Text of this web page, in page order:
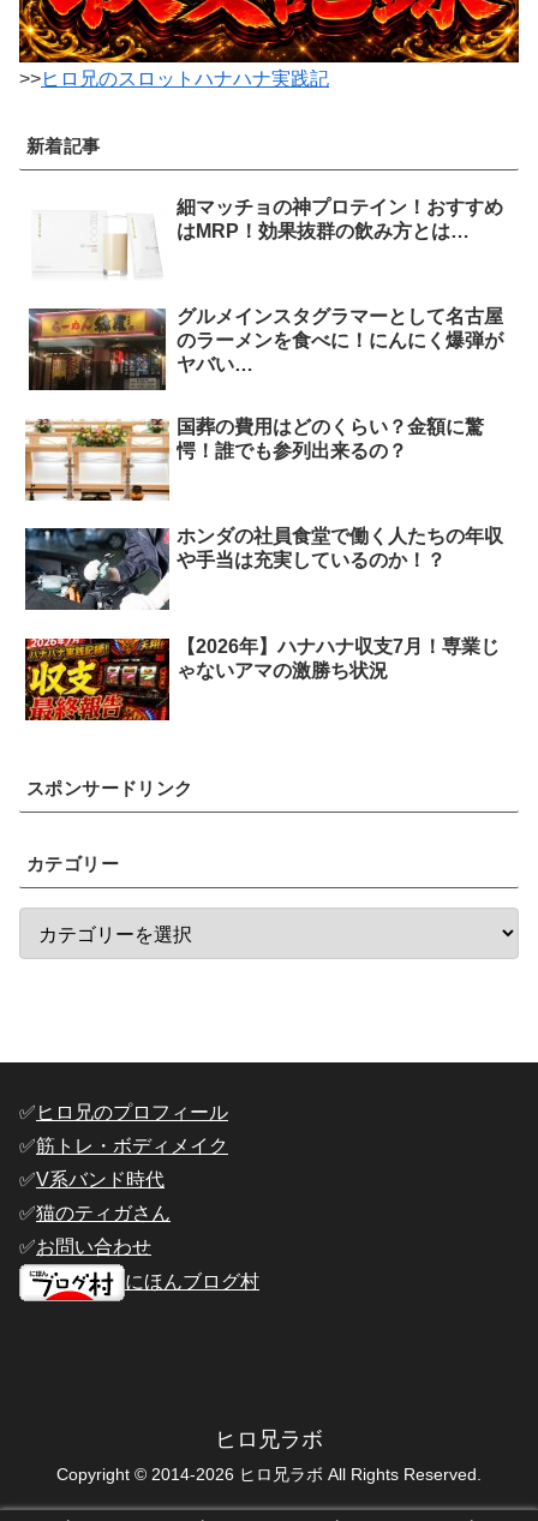
>>ヒロ兄のスロットハナハナ実践記
新着記事
細マッチョの神プロテイン！おすすめ
はMRP！効果抜群の飲み方とは…
グルメインスタグラマーとして名古屋
のラーメンを食べに！にんにく爆弾が
ヤバい…
国葬の費用はどのくらい？金額に驚
愕！誰でも参列出来るの？
ホンダの社員食堂で働く人たちの年収
や手当は充実しているのか！？
【2026年】ハナハナ収支7月！専業じ
ゃないアマの激勝ち状況
スポンサードリンク
カテゴリー
✅️ ヒロ兄のプロフィール
✅️筋トレ・ボディメイク
✅️V系バンド時代
✅️猫のティガさん
✅️お問い合わせ
にほんブログ村
ヒロ兄ラボ
Copyright © 2014-2026 ヒロ兄ラボ All Rights Reserved.